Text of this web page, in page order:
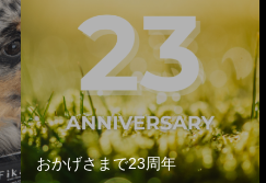
おかげさまで23周年